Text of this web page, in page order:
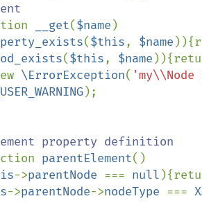
__get($name )
($this, $name
($this, $name
new
\ErrorException(
);
property definition
parentElement()
->parentNode === null
->parentNode->nodeType ===